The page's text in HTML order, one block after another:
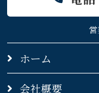
ホーム
会社概要